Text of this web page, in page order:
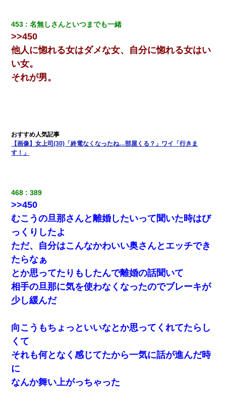
453 名無しさんといつまでも一緒
>>450
他人に惚れる女はダメな女、自分に惚れる女はい
い女。
それが男。
【画像】女上司(30)「終電なくなったね…部屋くる？」ワイ「行きま
す！」
468 389
>>450
むこうの旦那さんと離婚したいって聞いた時はび
っくりしたよ
ただ、自分はこんなかわいい奥さんとエッチでき
たらなぁ
とか思ってたりもしたんで離婚の話聞いて
相手の旦那に気を使わなくなったのでブレーキが
少し緩んだ
向こうもちょっといいなとか思ってくれてたらし
くて
それも何となく感じてたから一気に話が進んだ時
に
なんか舞い上がっちゃった